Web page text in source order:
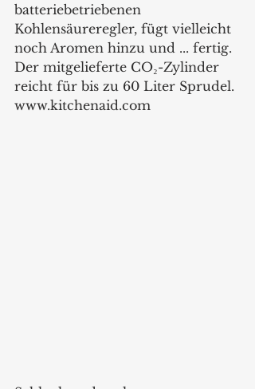
batteriebetriebenen
Kohlensäureregler, fügt vielleicht
noch Aromen hinzu und ... fertig.
Der mitgelieferte CO₂-Zylinder
reicht für bis zu 60 Liter Sprudel.
www.kitchenaid.com